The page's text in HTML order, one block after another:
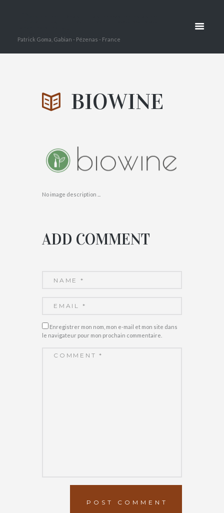
SALONS ET FOIRES
Patrick Goma, Gabian - Pézenas - France
BIOWINE
No image description ...
ADD COMMENT
Enregistrer mon nom, mon e-mail et mon site dans
le navigateur pour mon prochain commentaire.